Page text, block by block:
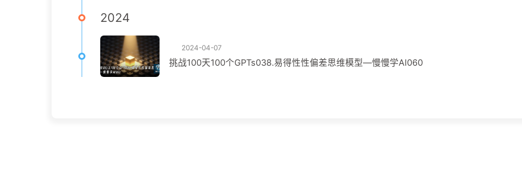
2024
2024-04-07
挑战100天100个GPTs038.易得性性偏差思维模型—慢慢学AI060